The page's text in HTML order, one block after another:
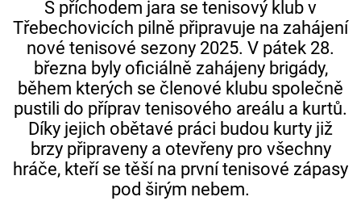
S příchodem jara se tenisový klub v
Třebechovicích pilně připravuje na zahájení
nové tenisové sezony 2025. V pátek 28.
března byly oficiálně zahájeny brigády,
během kterých se členové klubu společně
pustili do příprav tenisového areálu a kurtů.
Díky jejich obětavé práci budou kurty již
brzy připraveny a otevřeny pro všechny
hráče, kteří se těší na první tenisové zápasy
pod širým nebem.